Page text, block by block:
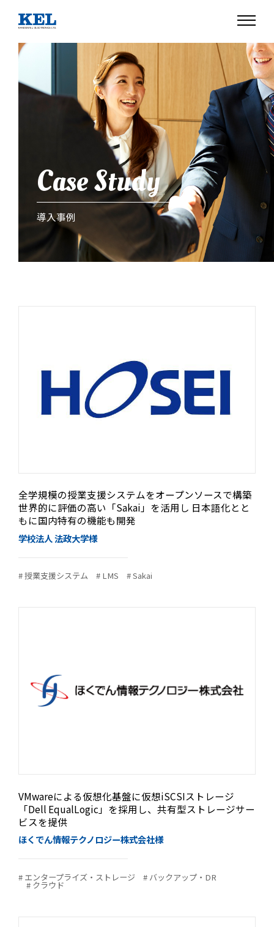
Case Study
導入事例
全学規模の授業支援システムをオープンソースで構築
世界的に評価の高い「Sakai」を活用し 日本語化とと
もに国内特有の機能も開発
学校法人 法政大学様
# 授業支援システム # LMS # Sakai
VMwareによる仮想化基盤に仮想iSCSIストレージ
「Dell EqualLogic」を採用し、共有型ストレージサー
ビスを提供
ほくでん情報テクノロジー株式会社様
# エンタープライズ・ストレージ # バックアップ・DR
# クラウド